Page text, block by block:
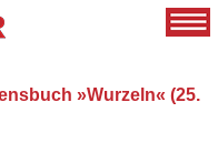
»Wurzeln« (25.